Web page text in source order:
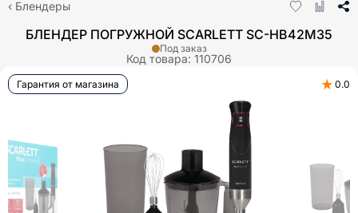
Блендеры
БЛЕНДЕР ПОГРУЖНОЙ SCARLETT SC-HB42M35
Код товара: 110706
Под заказ
Гарантия от магазина ★ 0.0